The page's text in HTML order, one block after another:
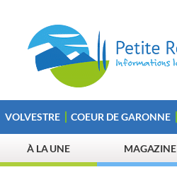
VOLVESTRE COEUR DE GARONNE
À LA UNE MAGAZINE